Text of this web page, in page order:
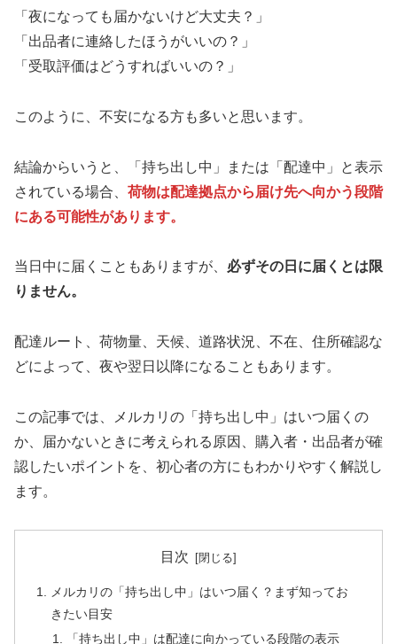
「夜になっても届かないけど大丈夫？」
「出品者に連絡したほうがいいの？」
「受取評価はどうすればいいの？」
このように、不安になる方も多いと思います。
結論からいうと、「持ち出し中」または「配達中」と表示
されている場合、 荷物は配達拠点から届け先へ向かう段階
にある可能性があります。
当日中に届くこともありますが、 必ずその日に届くとは限
りません。
配達ルート、荷物量、天候、道路状況、不在、住所確認な
どによって、夜や翌日以降になることもあります。
この記事では、メルカリの「持ち出し中」はいつ届くの
か、届かないときに考えられる原因、購入者・出品者が確
認したいポイントを、初心者の方にもわかりやすく解説し
ます。
目次
メルカリの「持ち出し中」はいつ届く？まず知ってお
きたい目安
「持ち出し中」は配達に向かっている段階の表示